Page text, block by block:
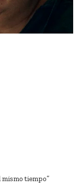
mismo tiempo”